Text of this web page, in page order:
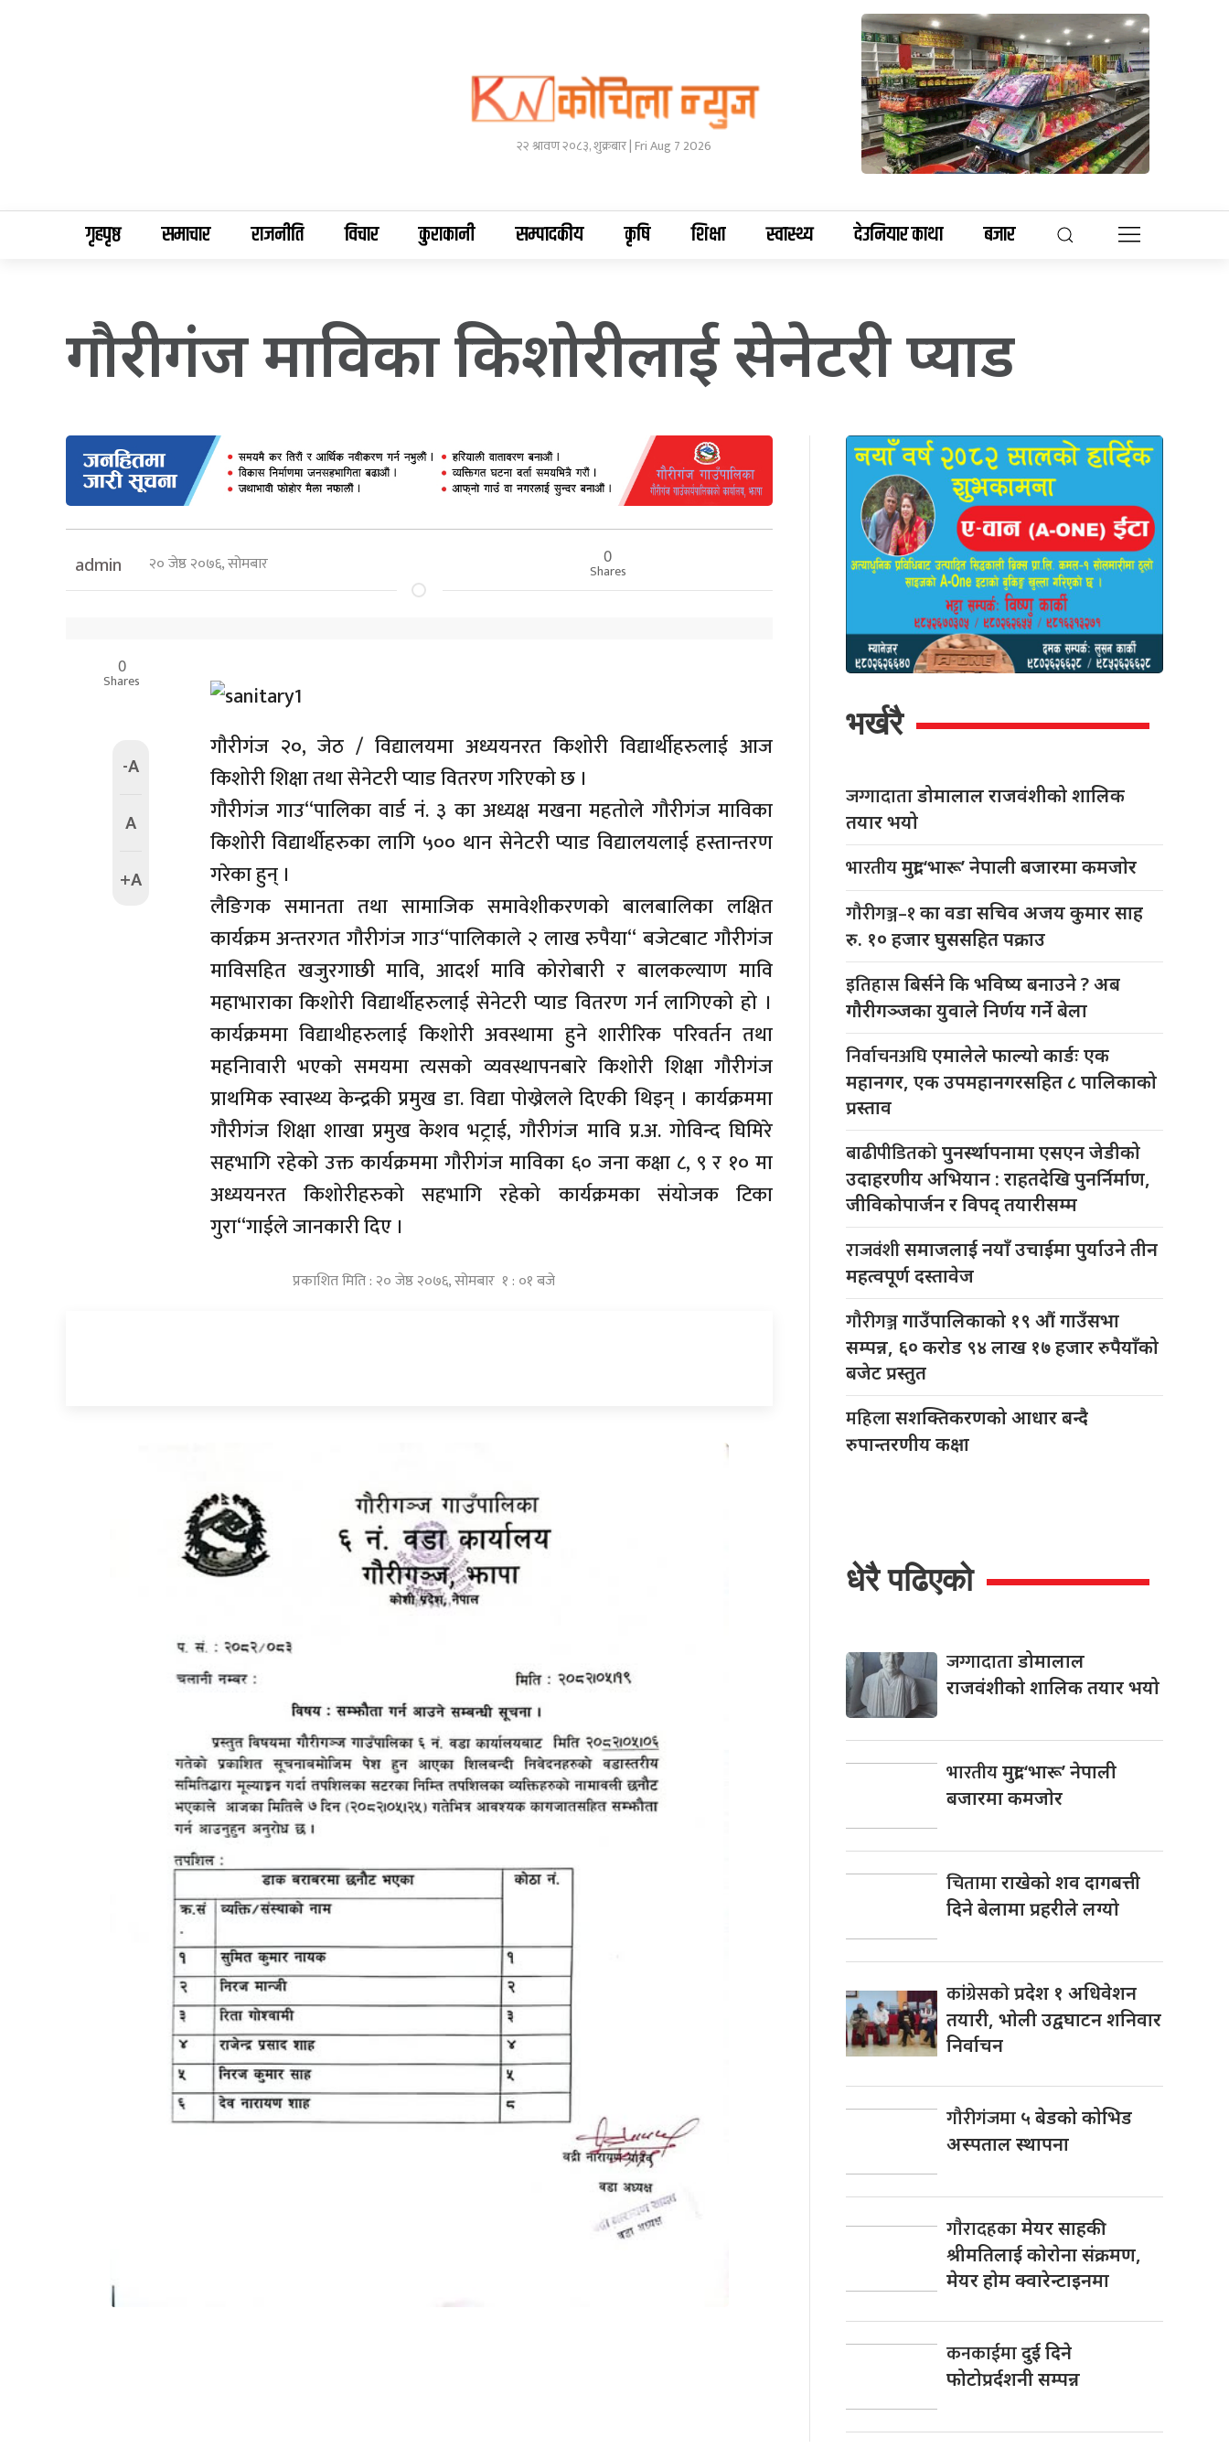
२२ श्रावण २०८३, शुक्रबार | Fri Aug 7 2026
गृहपृष्ठ समाचार राजनीति विचार कुराकानी सम्पादकीय कृषि शिक्षा स्वास्थ्य देउनियार काथा बजार
गौरीगंज माविका किशोरीलाई सेनेटरी प्याड
admin २० जेष्ठ २०७६, सोमबार 0
Shares
0
Shares
-A
A
+A
गौरीगंज २०, जेठ / विद्यालयमा अध्ययनरत किशोरी विद्यार्थीहरुलाई आज
किशोरी शिक्षा तथा सेनेटरी प्याड वितरण गरिएको छ ।
गौरीगंज गाउ“पालिका वार्ड नं. ३ का अध्यक्ष मखना महतोले गौरीगंज माविका
किशोरी विद्यार्थीहरुका लागि ५०० थान सेनेटरी प्याड विद्यालयलाई हस्तान्तरण
गरेका हुन् ।
लैङिगक समानता तथा सामाजिक समावेशीकरणको बालबालिका लक्षित
कार्यक्रम अन्तरगत गौरीगंज गाउ“पालिकाले २ लाख रुपैया“ बजेटबाट गौरीगंज
माविसहित खजुरगाछी मावि, आदर्श मावि कोरोबारी र बालकल्याण मावि
महाभाराका किशोरी विद्यार्थीहरुलाई सेनेटरी प्याड वितरण गर्न लागिएको हो ।
कार्यक्रममा विद्याथीहरुलाई किशोरी अवस्थामा हुने शारीरिक परिवर्तन तथा
महनिावारी भएको समयमा त्यसको व्यवस्थापनबारे किशोरी शिक्षा गौरीगंज
प्राथमिक स्वास्थ्य केन्द्रकी प्रमुख डा. विद्या पोख्रेलले दिएकी थिइन् । कार्यक्रममा
गौरीगंज शिक्षा शाखा प्रमुख केशव भट्राई, गौरीगंज मावि प्र.अ. गोविन्द घिमिरे
सहभागि रहेको उक्त कार्यक्रममा गौरीगंज माविका ६० जना कक्षा ८, ९ र १० मा
अध्ययनरत किशोरीहरुको सहभागि रहेको कार्यक्रमका संयोजक टिका
गुरा“गाईले जानकारी दिए ।
प्रकाशित मिति : २० जेष्ठ २०७६, सोमबार १ : ०१ बजे
भर्खरै
जग्गादाताडोमालाल राजवंशीको शालिक
तयार भयो
भारतीयमुद्रा ‘भारू’ नेपाली बजारमा कमजाेर
गौरीगञ्ज–१का वडा सचिव अजय कुमार साह
रु. १० हजार घुससहित पक्राउ
इतिहासबिर्सने कि भविष्य बनाउने ? अब
गौरीगञ्जका युवाले निर्णय गर्ने बेला
निर्वाचनअघिएमालेले फाल्यो कार्डः एक
महानगर, एक उपमहानगरसहित ८ पालिकाको
प्रस्ताव
बाढीपीडितकोपुनर्स्थापनामा एसएन जेडीको
उदाहरणीय अभियान : राहतदेखि पुनर्निर्माण,
जीविकोपार्जन र विपद् तयारीसम्म
राजवंशीसमाजलाई नयाँ उचाईमा पुर्याउने तीन
महत्वपूर्ण दस्तावेज
गौरीगञ्जगाउँपालिकाको १९ औं गाउँसभा
सम्पन्न, ६० करोड ९४ लाख १७ हजार रुपैयाँको
बजेट प्रस्तुत
महिलासशक्तिकरणको आधार बन्दै
रुपान्तरणीय कक्षा
धेरै पढिएको
जग्गादाताडोमालाल
राजवंशीको शालिक तयार भयो
भारतीयमुद्रा ‘भारू’ नेपाली
बजारमा कमजाेर
चितामाराखेको शव दागबत्ती
दिने बेलामा प्रहरीले लग्यो
कांग्रेसकाेप्रदेश १ अधिवेशन
तयारी, भाेली उद्वघाटन शनिवार
निर्वाचन
गौरीगंजमा ५ बेडको कोभिड
अस्पताल स्थापना
गाैरादहकामेयर साहकी
श्रीमतिलाई काेराेना संक्रमण,
मेयर हाेम क्वारेन्टाइनमा
कनकाईमादुई दिने
फोटोप्रर्दशनी सम्पन्न